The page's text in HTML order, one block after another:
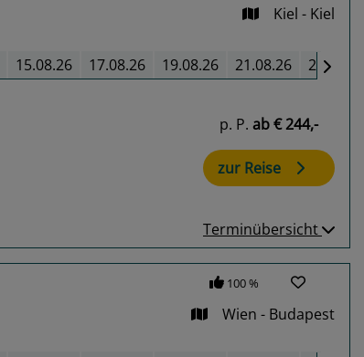
Kiel - Kiel
15.08.26 17.08.26 19.08.26 21.08.26
p. P. ab€ 244,-
zur Reise
Terminübersicht
100 %
Wien - Budapest